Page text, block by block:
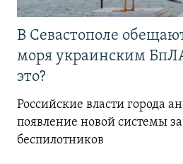
В Севастополе
моря украинским
это?
Российские власти города
появление новой системы
беспилотников